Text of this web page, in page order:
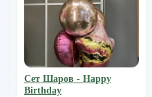
Сет Шаров - Happy
Birthday